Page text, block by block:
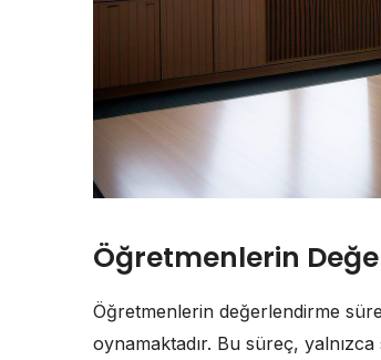
Öğretmenlerin
Öğretmenlerin değerlendirme
oynamaktadır. Bu süreç, yalnızca